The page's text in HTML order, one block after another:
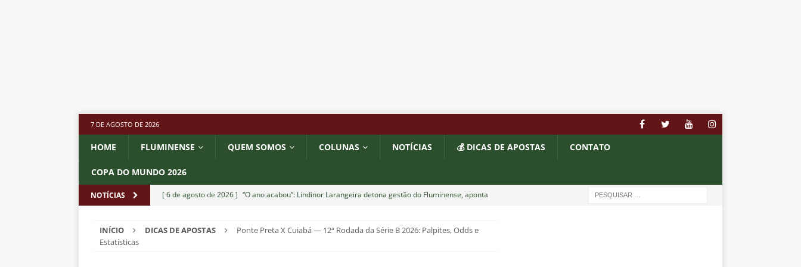
7 DE AGOSTO DE 2026
HOME FLUMINENSE QUEM SOMOS COLUNAS NOTÍCIAS 💰 DICAS DE APOSTAS CONTATO
COPA DO MUNDO 2026
NOTÍCIAS [ 6 de agosto de 2026 ] “O ano acabou”: Lindinor Larangeira detona gestão do Fluminense, aponta
[ 6 de agosto de 2026 ] Jogadores do Fluminense se incomodam com escolhas de Zubeldía
INÍCIO DICAS DE APOSTAS
Ponte Preta X Cuiabá — 12ª Rodada da Série B 2026: Palpites, Odds e
Estatísticas